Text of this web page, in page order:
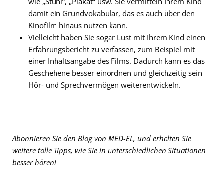
damit ein Grundvokabular, das es auch über den
Kinofilm hinaus nutzen kann.
Vielleicht haben Sie sogar Lust mit Ihrem Kind einen
Erfahrungsbericht zu verfassen, zum Beispiel mit
einer Inhaltsangabe des Films. Dadurch kann es das
Geschehene besser einordnen und gleichzeitig sein
Hör- und Sprechvermögen weiterentwickeln.
Abonnieren Sie den Blog von MED-EL, und erhalten Sie
weitere tolle Tipps, wie Sie in unterschiedlichen Situationen
besser hören!